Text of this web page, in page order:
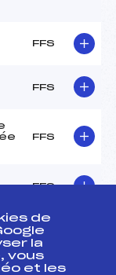
FFS
FFS
FFS
FFS
FFS
de
la
vous
et les